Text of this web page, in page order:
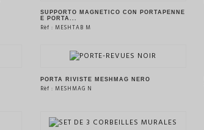
SUPPORTO MAGNETICO CON PORTAPENNE
E PORTA...
Rèf : MESHTAB M
PORTA RIVISTE MESHMAG NERO
Rèf : MESHMAG N